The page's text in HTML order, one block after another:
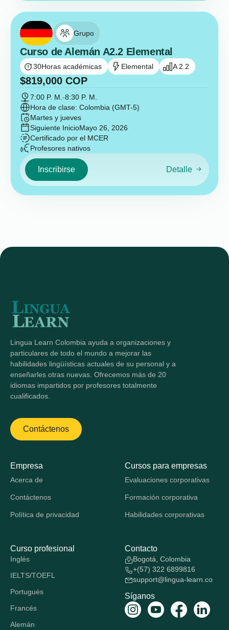
Grupo
Curso de Alemán A2.2 Elemental
30Horas académicas Elemental A 2.2
$819,000 COP
7:00 P. M. -8:30 P. M.
Hora de clase: Colombia (GMT-5)
Martes y jueves
Siguiente InicioMayo 26, 2026
Certificado por el MCER
Profesores nativos
Inscribirse Detalle
Lingua Learn Colombia ayuda a organizaciones y
particulares de todo el mundo a mejorar las
habilidades lingüísticas actuales de su personal y a
enseñarles otras nuevas. Ofrecemos más de 20
idiomas impartidos por profesores totalmente
cualificados.
Contáctenos
Empresa
Acerca de
Contáctenos
Política de privacidad
Cursos para empresas
Evaluaciones corporativas
Formación corporativa
Habilidades corporativas
Curso profesional
Inglés
IELTS/TOEFL
Portugués
Francés
Alemán
Contacto
Bogotá, Colombia
+(57) 322 6899816
support@lingua-learn.co
Síganos